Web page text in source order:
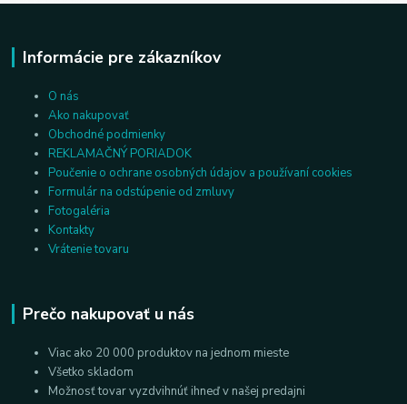
Informácie pre zákazníkov
O nás
Ako nakupovať
Obchodné podmienky
REKLAMAČNÝ PORIADOK
Poučenie o ochrane osobných údajov a používaní cookies
Formulár na odstúpenie od zmluvy
Fotogaléria
Kontakty
Vrátenie tovaru
Prečo nakupovať u nás
Viac ako 20 000 produktov na jednom mieste
Všetko skladom
Možnosť tovar vyzdvihnúť ihneď v našej predajni